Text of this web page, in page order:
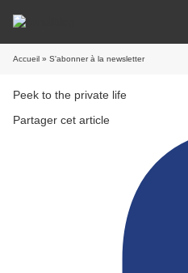
Accueil » S'abonner à la newsletter
Peek to the private life
Partager cet article